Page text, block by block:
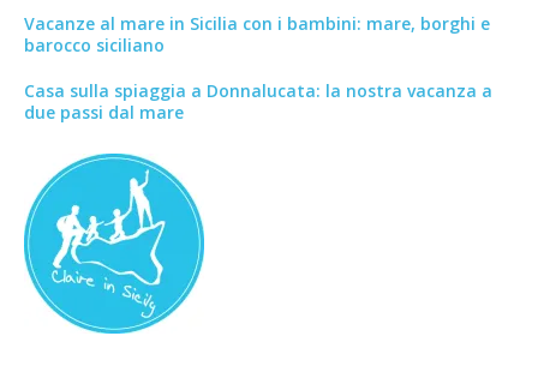
Vacanze al mare in Sicilia con i bambini: mare, borghi e
barocco siciliano
Casa sulla spiaggia a Donnalucata: la nostra vacanza a
due passi dal mare